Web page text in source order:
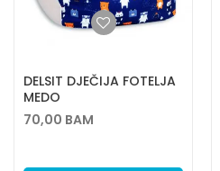
DELSIT DJEČIJA FOTELJA
MEDO
70,00 BAM